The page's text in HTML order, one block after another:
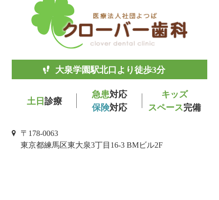
大泉学園駅北口より徒歩3分
土日 診療
急患対応
保険対応
キッズ
スペース完備
〒178-0063
東京都練馬区東大泉3丁目16-3 BMビル2F